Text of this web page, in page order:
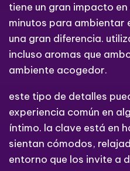
tiene un gran impacto en
minutos para ambientar
una gran diferencia.
incluso aromas que
ambiente acogedor.
este tipo de detalles
experiencia común en
íntimo. la clave está en
sientan cómodos,
entorno que los invite a